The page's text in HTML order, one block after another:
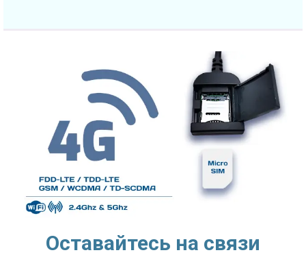
Оставайтесь на связи